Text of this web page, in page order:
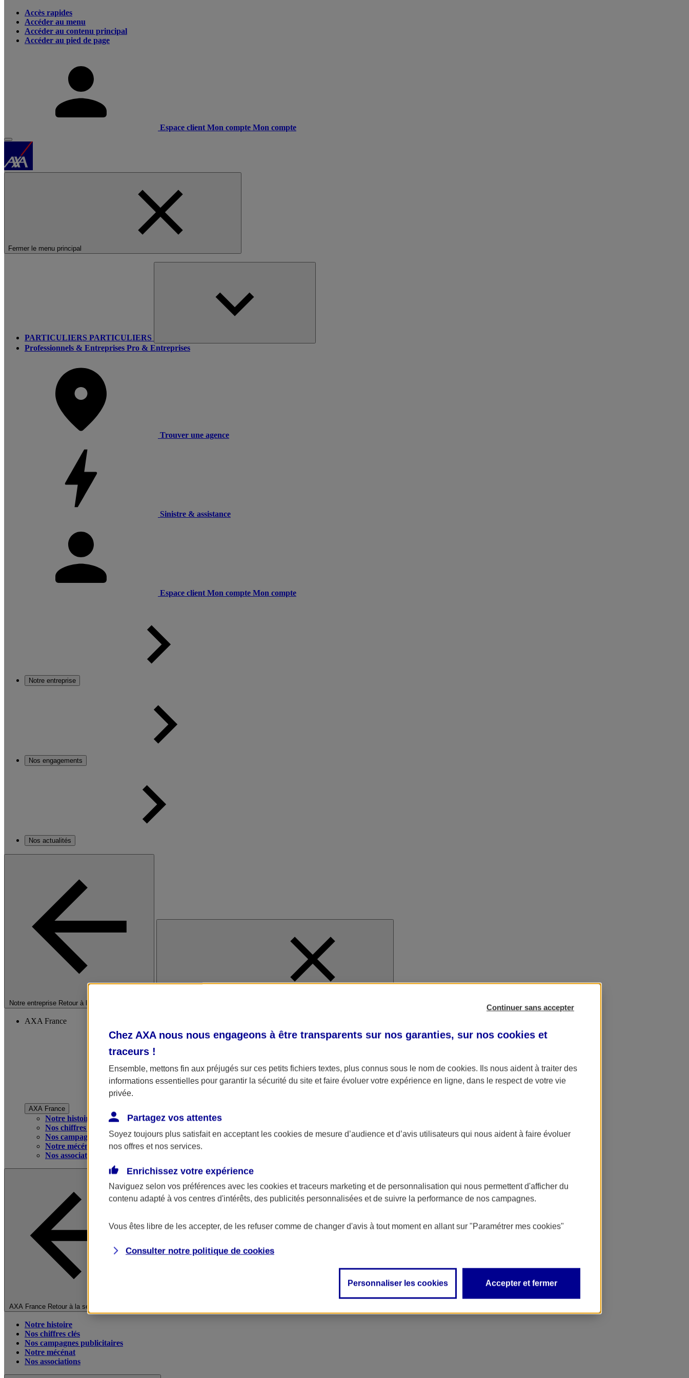
Accès rapides
Accéder au menu
Accéder au contenu principal
Accéder au pied de page
Espace client Mon compte Mon compte
Fermer le menu principal
PARTICULIERS PARTICULIERS
Professionnels & Entreprises Pro & Entreprises
Trouver une agence
Sinistre & assistance
Espace client Mon compte Mon compte
Notre entreprise
Nos engagements
Nos actualités
Notre entreprise Retour à la section précédente
AXA France
AXA France
Notre histoire
Nos chiffres clés
Nos campagnes publicitaires
Notre mécénat
Nos associations
AXA France Retour à la section précédente
Notre histoire
Nos chiffres clés
Nos campagnes publicitaires
Notre mécénat
Nos associations
Continuer sans accepter
Chez AXA nous nous engageons à être transparents sur nos garanties, sur nos cookies et
traceurs !
Ensemble, mettons fin aux préjugés sur ces petits fichiers textes, plus connus sous le nom de cookies. Ils nous aident à traiter des
informations essentielles pour garantir la sécurité du site et faire évoluer votre expérience en ligne, dans le respect de votre vie
privée.
Partagez vos attentes
Soyez toujours plus satisfait en acceptant les cookies de mesure d’audience et d’avis utilisateurs qui nous aident à faire évoluer
nos offres et nos services.
Enrichissez votre expérience
Naviguez selon vos préférences avec les cookies et traceurs marketing et de personnalisation qui nous permettent d'afficher du
contenu adapté à vos centres d'intérêts, des publicités personnalisées et de suivre la performance de nos campagnes.
Vous êtes libre de les accepter, de les refuser comme de changer d'avis à tout moment en allant sur "Paramétrer mes cookies"
Consulter notre politique de cookies
Personnaliser les cookies Accepter et fermer